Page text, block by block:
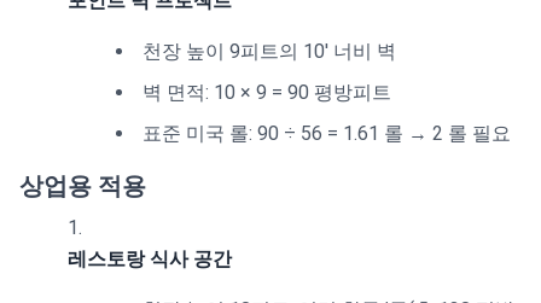
천장 높이 9피트의 10' 너비 벽
벽 면적: 10 × 9 = 90 평방피트
표준 미국 롤: 90 ÷ 56 = 1.61 롤 → 2 롤 필요
상업용 적용
레스토랑 식사 공간